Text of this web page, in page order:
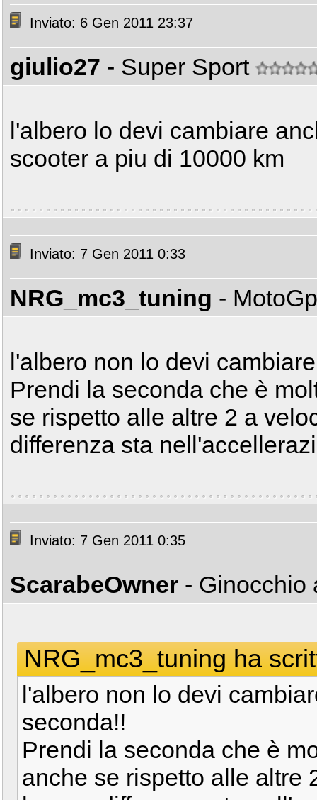
Inviato: 6 Gen 2011 23:37
giulio27 - Super Sport
l'albero lo devi cambiare
scooter a piu di 10000 km
Inviato: 7 Gen 2011 0:33
NRG_mc3_tuning -
l'albero non lo devi
Prendi la seconda che è
se rispetto alle altre 2 a
differenza sta
Inviato: 7 Gen 2011 0:35
ScarabeOwner - Ginocchio
NRG_mc3_tuning ha
l'albero non lo devi
seconda!!
Prendi la seconda che è
anche se rispetto alle altre